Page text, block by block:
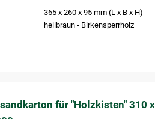
365 x 260 x 95 mm (L x B x H)
hellbraun - Birkensperrholz
für "Holzkisten" 310 x